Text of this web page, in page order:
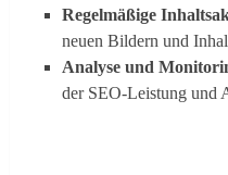
Regelmäßige
neuen Bildern und
Analyse und
der SEO-Leistung und